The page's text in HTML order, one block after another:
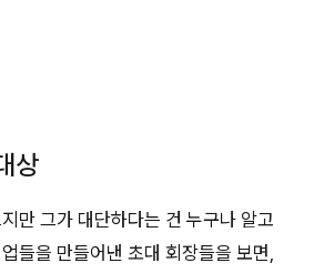
상
만 그가 대단하다는 건 누구나 알고
들을 만들어낸 초대 회장들을 보면,